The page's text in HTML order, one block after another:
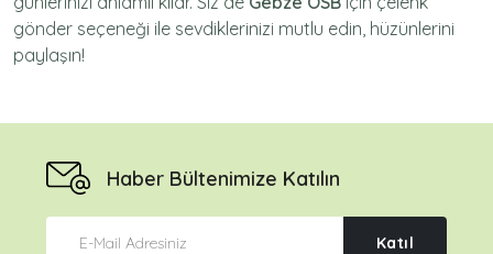
gönder seçeneği ile sevdiklerinizi mutlu edin, hüzünlerini
paylaşın!
Haber Bültenimize Katılın
Katıl